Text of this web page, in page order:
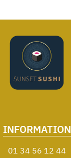
INFORMATION
01 34 56 12 44